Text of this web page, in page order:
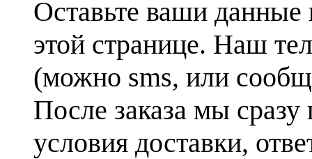
Оставьте ваши
этой странице. Наш
(можно sms, или
После заказа мы
условия доставки,